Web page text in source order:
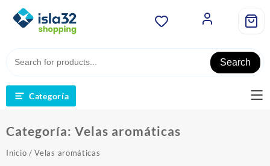
contenido
Search
Categoría
Categoría: Velas aromáticas
Inicio / Velas aromáticas